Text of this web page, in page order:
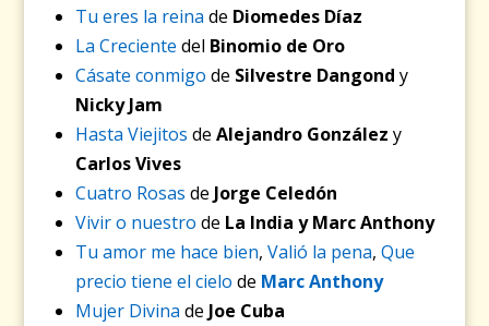
Tu eres la reina de Diomedes Díaz
La Creciente del Binomio de Oro
Cásate conmigo de Silvestre Dangond y
Nicky Jam
Hasta Viejitos de Alejandro González y
Carlos Vives
Cuatro Rosas de Jorge Celedón
Vivir o nuestro de La India y Marc Anthony
Tu amor me hace bien, Valió la pena, Que
precio tiene el cielo de Marc Anthony
Mujer Divina de Joe Cuba